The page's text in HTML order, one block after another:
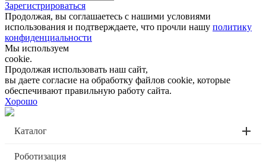
Зарегистрироваться
Продолжая, вы соглашаетесь с нашими условиями
использования и подтверждаете, что прочли нашу политику
конфиденциальности
Мы используем
cookie.
Продолжая использовать наш сайт,
вы даете согласие на обработку файлов cookie, которые
обеспечивают правильную работу сайта.
Хорошо
Каталог
Роботизация